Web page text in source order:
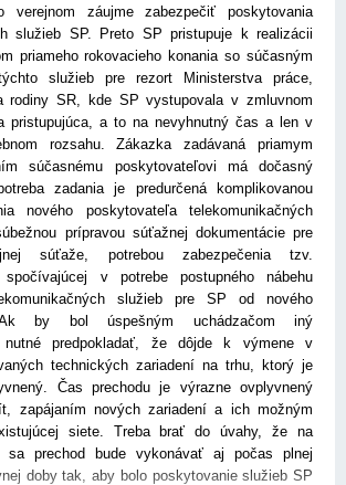
verejnom záujme zabezpečiť poskytovania
služieb SP. Preto SP pristupuje k realizácii
priameho rokovacieho konania so súčasným
služieb pre rezort Ministerstva práce,
rodiny SR, kde SP vystupovala v zmluvnom
pristupujúca, a to na nevyhnutný čas a len v
rozsahu. Zákazka zadávaná priamym
súčasnému poskytovateľovi má dočasný
zadania je predurčená komplikovanou
nového poskytovateľa telekomunikačných
prípravou súťažnej dokumentácie pre
súťaže, potrebou zabezpečenia tzv.
v potrebe postupného nábehu
služieb pre SP od nového
Ak by bol úspešným uchádzačom iný
predpokladať, že dôjde k výmene v
technických zariadení na trhu, ktorý je
Čas prechodu je výrazne ovplyvnený
zapájaním nových zariadení a ich možným
siete. Treba brať do úvahy, že na
sa prechod bude vykonávať aj počas plnej
doby tak, aby bolo poskytovanie služieb SP